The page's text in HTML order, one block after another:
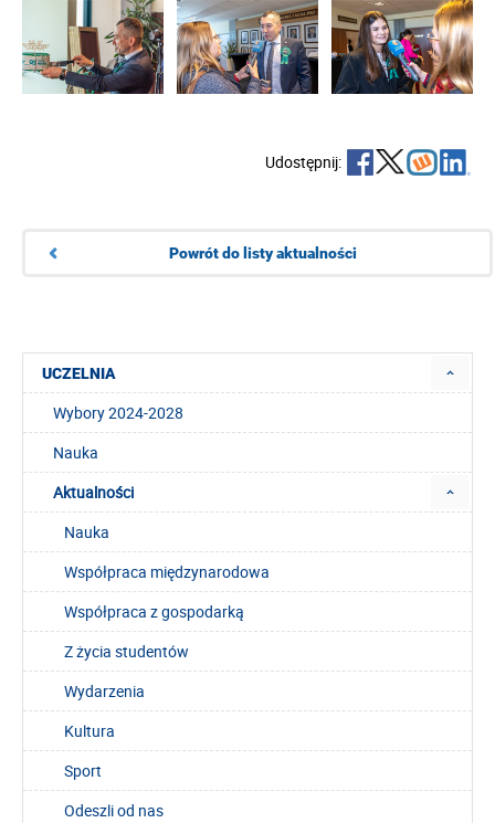
Udostępnij:
Powrót do listy aktualności
UCZELNIA
Wybory 2024-2028
Nauka
Aktualności
Nauka
Współpraca międzynarodowa
Współpraca z gospodarką
Z życia studentów
Wydarzenia
Kultura
Sport
Odeszli od nas